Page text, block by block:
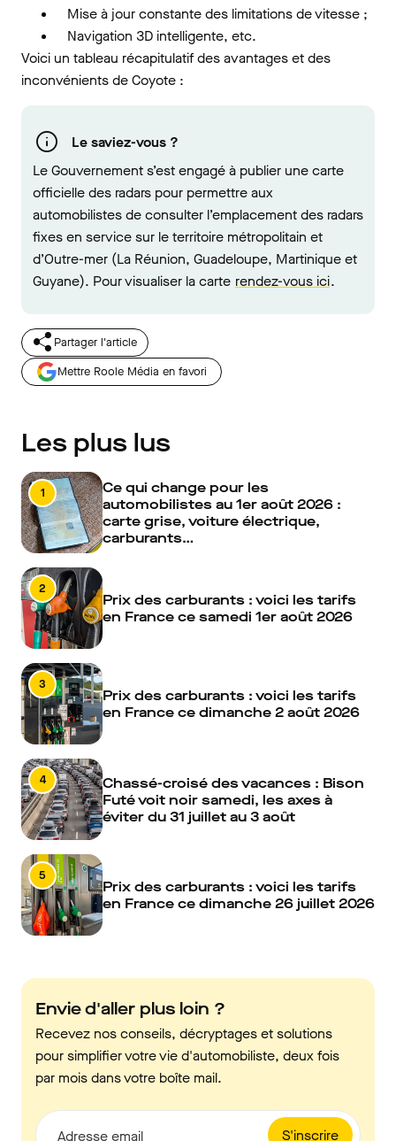
Mise à jour constante des limitations de vitesse ;
Navigation 3D intelligente, etc.
Voici un tableau récapitulatif des avantages et des
inconvénients de Coyote :
Le saviez-vous ?
Le Gouvernement s’est engagé à publier une carte
officielle des radars pour permettre aux
automobilistes de consulter l’emplacement des radars
fixes en service sur le territoire métropolitain et
d’Outre-mer (La Réunion, Guadeloupe, Martinique et
Guyane). Pour visualiser la carte rendez-vous ici.
Partager l'article
Mettre Roole Média en favori
Les plus lus
1
Ce qui change pour les
automobilistes au 1er août 2026 :
carte grise, voiture électrique,
carburants…
2
Prix des carburants : voici les tarifs
en France ce samedi 1er août 2026
3
Prix des carburants : voici les tarifs
en France ce dimanche 2 août 2026
4
Chassé-croisé des vacances : Bison
Futé voit noir samedi, les axes à
éviter du 31 juillet au 3 août
5
Prix des carburants : voici les tarifs
en France ce dimanche 26 juillet 2026
Envie d'aller plus loin ?
Recevez nos conseils, décryptages et solutions
pour simplifier votre vie d'automobiliste, deux fois
par mois dans votre boîte mail.
S'inscrire
Adresse email